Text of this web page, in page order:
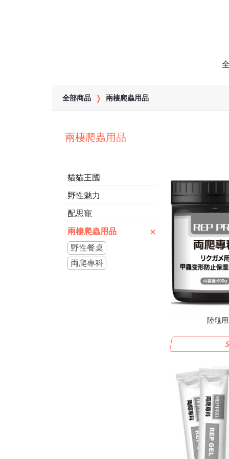
全部商品 兩棲爬蟲用品
兩棲爬蟲用品
貓貓王國
野性魅力
配思寵
兩棲爬蟲用品
野性餐桌
両爬專科
陸龜